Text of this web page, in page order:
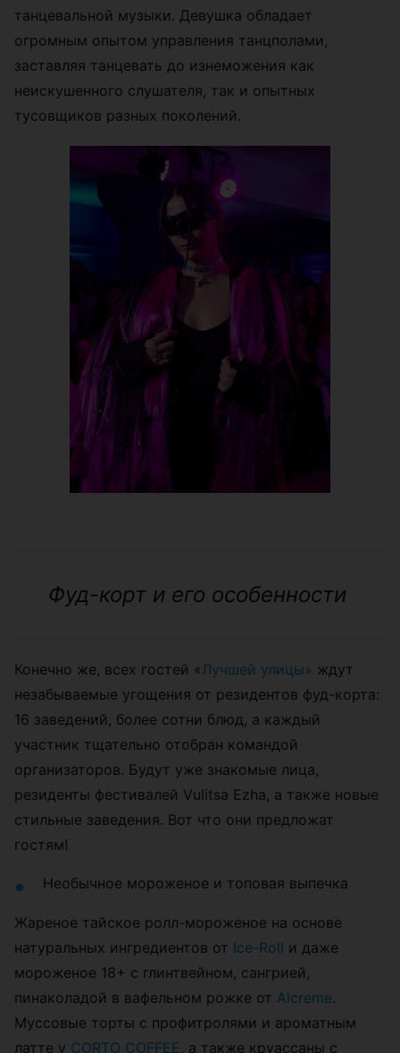
танцевальной музыки. Девушка обладает
огромным опытом управления танцполами,
заставляя танцевать до изнеможения как
неискушенного слушателя, так и опытных
тусовщиков разных поколений.
Фуд-корт и его особенности
Конечно же, всех гостей «Лучшей улицы» ждут
незабываемые угощения от резидентов фуд-корта:
16 заведений, более сотни блюд, а каждый
участник тщательно отобран командой
организаторов. Будут уже знакомые лица,
резиденты фестивалей Vulitsa Ezha, а также новые
стильные заведения. Вот что они предложат
гостям!
Необычное мороженое и топовая выпечка
Жареное тайское ролл-мороженое на основе
натуральных ингредиентов от Ice-Roll и даже
мороженое 18+ с глинтвейном, сангрией,
пинаколадой в вафельном рожке от Alcreme.
Муссовые торты с профитролями и ароматным
латте у CORTO COFFEE , а также круассаны с